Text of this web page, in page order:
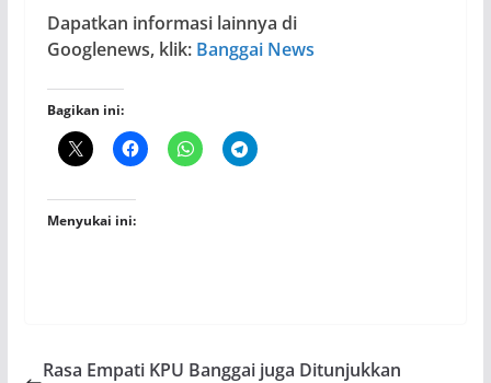
Dapatkan informasi lainnya di
Googlenews, klik: Banggai News
Bagikan ini:
Menyukai ini:
Rasa Empati KPU Banggai juga Ditunjukkan